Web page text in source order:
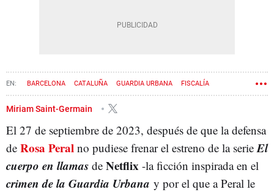
BARCELONA CATALUÑA GUARDIA URBANA FISCALÍA
MENORES NETFLIX PROTECCIÓN DE MENORES
Miriam Saint-Germain
El 27 de septiembre de 2023, después de que la defensa
de Rosa Peral no pudiese frenar el estreno de la serieEl
cuerpo en llamas de Netflix -la ficción inspirada en el
crimen de la Guardia Urbana y por el que a Peral le